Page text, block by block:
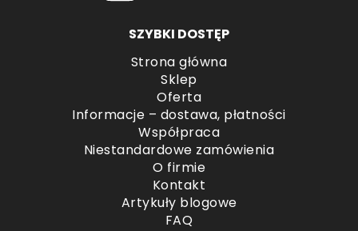
SZYBKI DOSTĘP
Strona główna
Sklep
Oferta
Informacje – dostawa, płatności
Współpraca
Niestandardowe zamówienia
O firmie
Kontakt
Artykuły blogowe
FAQ